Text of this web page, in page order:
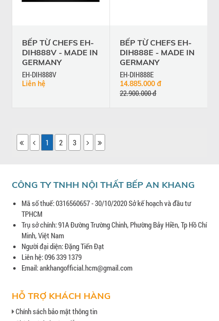
BẾP TỪ CHEFS EH-
DIH888V - MADE IN
GERMANY
EH-DIH888V
Liên hệ
BẾP TỪ CHEFS EH-
DIH888E - MADE IN
GERMANY
EH-DIH888E
14.885.000 đ
22.900.000 đ
1 2 3
CÔNG TY TNHH NỘI THẤT BẾP AN KHANG
Mã số thuế: 0316560657 - 30/10/2020 Sở kế hoạch và đầu tư
TPHCM
Trụ sở chính: 91A Đường Trường Chinh, Phường Bảy Hiền, Tp Hồ Chí
Minh, Việt Nam
Người đại diện: Đặng Tiến Đạt
Liên hệ: 096 339 1379
Email: ankhangofficial.hcm@gmail.com
HỖ TRỢ KHÁCH HÀNG
Chính sách bảo mật thông tin